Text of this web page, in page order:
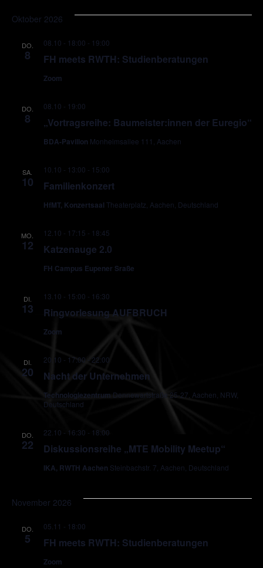
Oktober 2026
DO.
8 FH meets RWTH: Studienberatungen
08.10 - 18:00 - 19:00
Zoom
DO.
8 „Vortragsreihe: Baumeister:innen der Euregio“
08.10 - 19:00
BDA-Pavillon Monheimsallee 111, Aachen
SA.
10 Familienkonzert
10.10 - 13:00 - 15:00
HfMT, Konzertsaal Theaterplatz, Aachen, Deutschland
MO.
12 Katzenauge 2.0
12.10 - 17:15 - 18:45
FH Campus Eupener Sraße
DI.
13 Ringvorlesung AUFBRUCH
13.10 - 15:00 - 16:30
Zoom
DI.
20 Nacht der Unternehmen
20.10 - 17:00 - 22:00
Technologiezentrum Dennewartstraße 25-27, Aachen, NRW,
Deutschland
DO.
22 Diskussionsreihe „MTE Mobility Meetup“
22.10 - 16:30 - 18:00
IKA, RWTH Aachen Steinbachstr. 7, Aachen, Deutschland
November 2026
DO.
5 FH meets RWTH: Studienberatungen
05.11 - 18:00
Zoom